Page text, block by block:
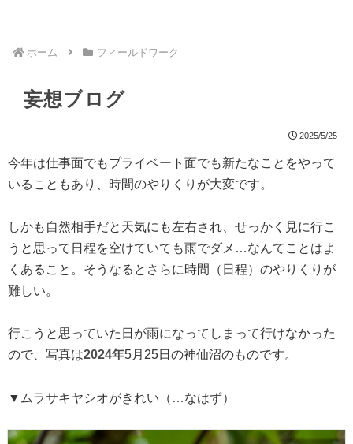
ホーム フィールドワーク
妄想ブログ
2025/5/25
今年は仕事面でもプライベート面でも新たなことをやって
いることもあり、時間のやりくりが大変です。
しかも自然相手だと天気にも左右され、せっかく見に行こ
うと思って日程を空けていても雨でダメ…なんてことはよ
くあること。そうなるとさらに時間（日程）のやりくりが
難しい。
行こうと思っていた日が雨になってしまって行けなかった
ので、写真は2024年5月25日の神仙沼のものです。
▼ムラサキヤシオがきれい（…なはず）